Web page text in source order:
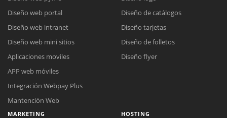
Diseño web portal
Diseño web intranet
Diseño web mini sitios
Aplicaciones moviles
APP web móviles
Integración Webpay Plus
Mantención Web
Diseño de catálogos
Diseño tarjetas
Diseño de folletos
Diseño flyer
MARKETING HOSTING